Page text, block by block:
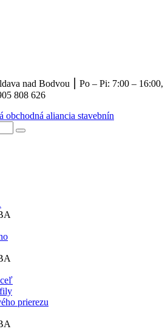
nad Bodvou ⎮ Po – Pi: 7:00 – 16:00,
808 626
prierezu